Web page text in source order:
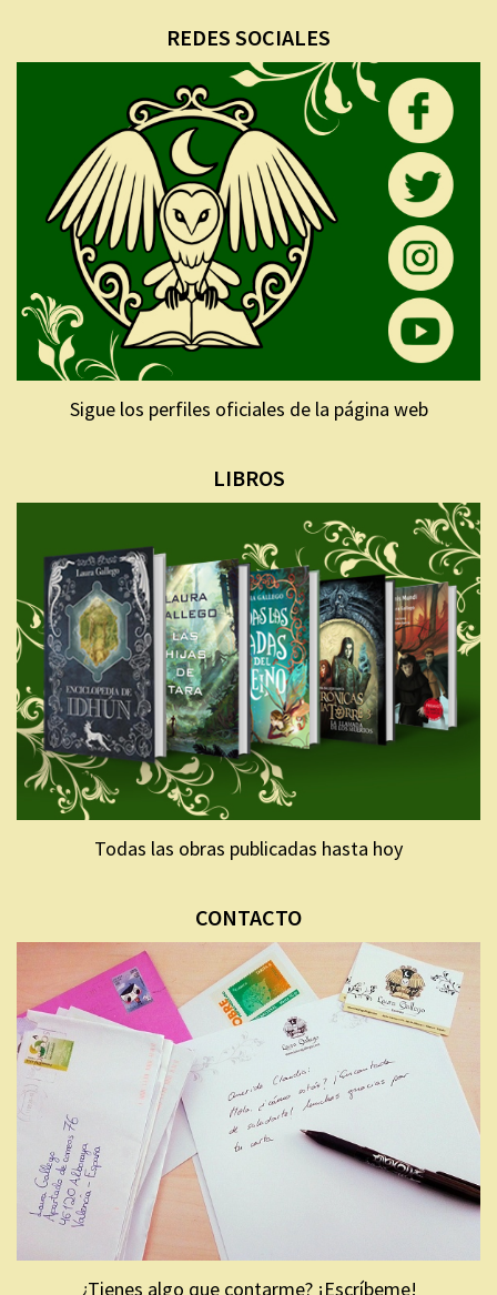
REDES SOCIALES
Sigue los perfiles oficiales de la página web
LIBROS
Todas las obras publicadas hasta hoy
CONTACTO
¿Tienes algo que contarme? ¡Escríbeme!